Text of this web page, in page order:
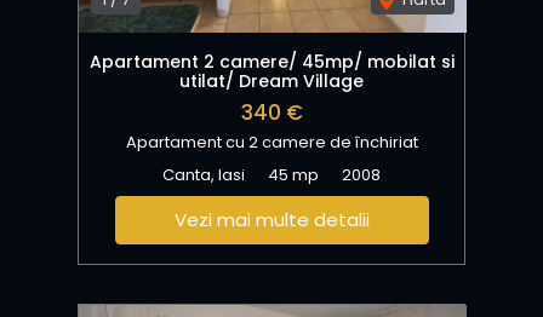
Apartament 2 camere/ 45mp/ mobilat si
utilat/ Dream Village
340 €
Apartament cu 2 camere de închiriat
Canta, Iasi
45 mp 2008
Vezi mai multe detalii